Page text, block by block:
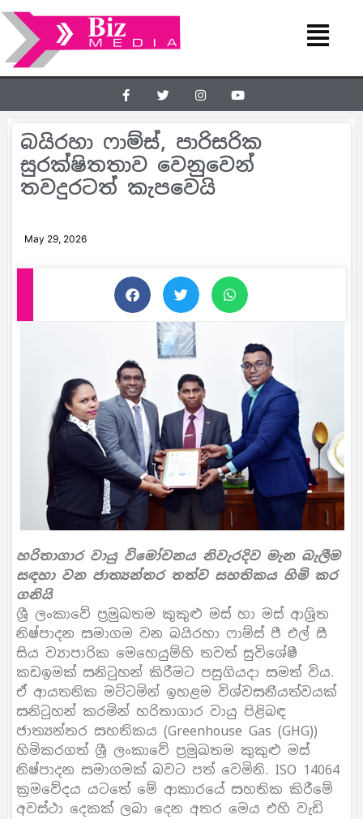
බයිරහා ෆාම්ස්, පාරිසරික
සුරක්ෂිතතාව වෙනුවෙන්
තවදුරටත් කැපවෙයි
May 29, 2026
හරිතාගාර වායු විමෝචනය නිවැරදිව මැන බැලීම
සඳහා වන ජාත්‍යන්තර තත්ව සහතිකය හිමි කර
ගනියි
ශ්‍රී ලංකාවේ ප්‍රමුඛතම කුකුළු මස් හා මස් ආශ්‍රිත
නිෂ්පාදන සමාගම වන බයිරහා ෆාම්ස් පී එල් සී
සිය ව්‍යාපාරික මෙහෙයුම්හි තවත් සුවිශේෂී
කඩඉමක් සනිටුහන් කිරීමට පසුගියදා සමත් විය.
ඒ ආයතනික මට්ටමින් ඉහළම විශ්වසනීයත්වයක්
සනිටුහන් කරමින් හරිතාගාර වායු පිළිබඳ
ජාත්‍යන්තර සහතිකය (Greenhouse Gas (GHG))
හිමිකරගත් ශ්‍රී ලංකාවේ ප්‍රමුඛතම කුකුළු මස්
නිෂ්පාදන සමාගමක් බවට පත් වෙමිනි. ISO 14064
ක්‍රමවේදය යටතේ මේ ආකාරයේ සහතික කිරීමේ
අවස්ථා දෙකක් ලබා දෙන අතර මෙය එහි වැඩි